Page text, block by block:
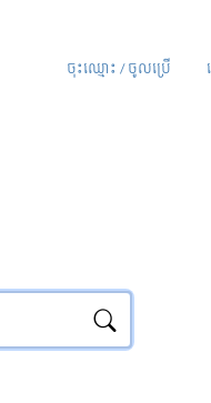
ចុះឈ្មោះ / ចូលប្រើ